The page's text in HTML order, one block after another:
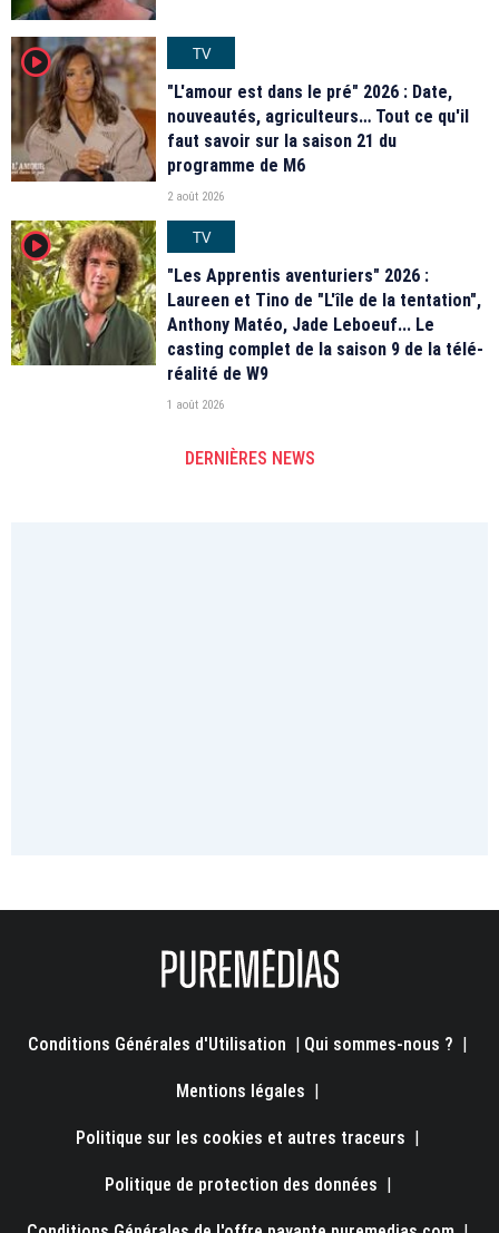
player2
TV
"L'amour est dans le pré" 2026 : Date,
nouveautés, agriculteurs… Tout ce qu'il
faut savoir sur la saison 21 du
programme de M6
2 août 2026
player2
TV
"Les Apprentis aventuriers" 2026 :
Laureen et Tino de "L'île de la tentation",
Anthony Matéo, Jade Leboeuf... Le
casting complet de la saison 9 de la télé-
réalité de W9
1 août 2026
DERNIÈRES NEWS
Conditions Générales d'Utilisation | Qui sommes-nous ? |
Mentions légales |
Politique sur les cookies et autres traceurs |
Politique de protection des données |